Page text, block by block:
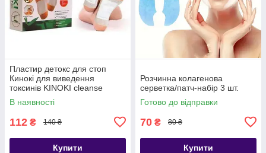
Пластир детокс для стоп
Кинокі для виведення
токсинів KINOKI cleanse
energize foot patch, 10 шт.
В наявності
112 ₴ 140 ₴
Купити
Розчинна колагенова
серветка/патч-набір 3 шт.
Готово до відправки
70 ₴ 80 ₴
Купити